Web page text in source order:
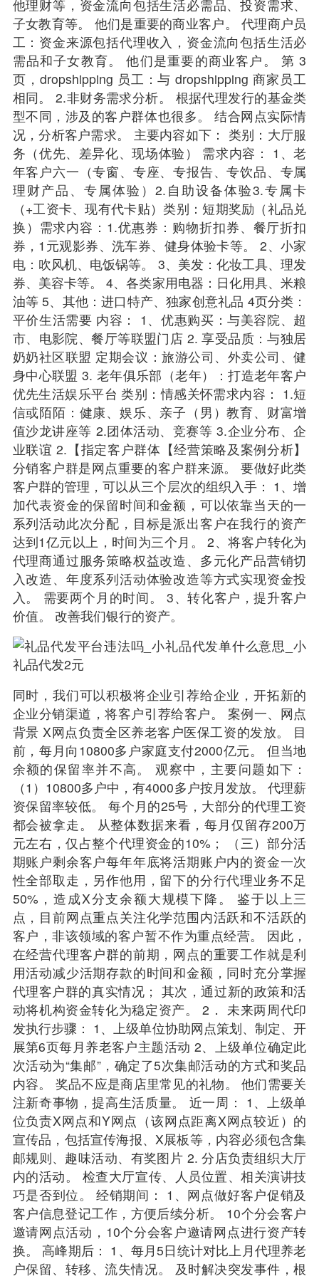
他理财等，资金流向包括生活必需品、投资需求、
子女教育等。 他们是重要的商业客户。 代理商户员
工：资金来源包括代理收入，资金流向包括生活必
需品和子女教育。 他们是重要的商业客户。 第 3
页，dropshipping 员工：与 dropshipping 商家员工
相同。 2.非财务需求分析。 根据代理发行的基金类
型不同，涉及的客户群体也很多。 结合网点实际情
况，分析客户需求。 主要内容如下： 类别：大厅服
务（优先、差异化、现场体验） 需求内容： 1、老
年客户六一（专窗、专座、专报告、专饮品、专属
理财产品、专属体验）2.自助设备体验3.专属卡
（+工资卡、现有代卡贴）类别：短期奖励（礼品兑
换）需求内容：1.优惠券：购物折扣券、餐厅折扣
券，1元观影券、洗车券、健身体验卡等。 2、小家
电：吹风机、电饭锅等。 3、美发：化妆工具、理发
券、美容卡等。 4、各类家用电器：日化用具、米粮
油等 5、其他：进口特产、独家创意礼品 4页分类：
平价生活需要 内容： 1、优惠购买：与美容院、超
市、电影院、餐厅等联盟门店 2. 享受品质：与独居
奶奶社区联盟 定期会议：旅游公司、外卖公司、健
身中心联盟 3. 老年俱乐部（老年）：打造老年客户
优先生活娱乐平台 类别：情感关怀需求内容： 1.短
信或陌陌：健康、娱乐、亲子（男）教育、财富增
值沙龙讲座等 2.团体活动、竞赛等 3.企业分布、企
业联谊 2.【指定客户群体【经营策略及案例分析】
分销客户群是网点重要的客户群来源。 要做好此类
客户群的管理，可以从三个层次的组织入手： 1、增
加代表资金的保留时间和金额，可以依靠当天的一
系列活动此次分配，目标是派出客户在我行的资产
达到1亿元以上，时间为三个月。 2、将客户转化为
代理商通过服务策略权益改造、多元化产品营销切
入改造、年度系列活动体验改造等方式实现资金投
入。 需要两个月的时间。 3、转化客户，提升客户
价值。 改善我们银行的资产。
同时，我们可以积极将企业引荐给企业，开拓新的
企业分销渠道，将客户引荐给客户。 案例一、网点
背景 X网点负责全区养老客户医保工资的发放。 目
前，每月向10800多户家庭支付2000亿元。 但当地
余额的保留率并不高。 观察中，主要问题如下：
（1）10800多户中，有4000多户按月发放。 代理薪
资保留率较低。 每个月的25号，大部分的代理工资
都会被拿走。 从整体数据来看，每月仅留存200万
元左右，仅占整个代理资金的10%； （三）部分活
期账户剩余客户每年年底将活期账户内的资金一次
性全部取走，另作他用，留下的分行代理业务不足
50%，造成X分支余额大规模下降。 鉴于以上三
点，目前网点重点关注化学范围内活跃和不活跃的
客户，非该领域的客户暂不作为重点经营。 因此，
在经营代理客户群的前期，网点的重要工作就是利
用活动减少活期存款的时间和金额，同时充分掌握
代理客户群的真实情况； 其次，通过新的政策和活
动将机构资金转化为稳定资产。 2． 未来两周代印
发执行步骤： 1、上级单位协助网点策划、制定、开
展第6页每月养老客户主题活动 2、上级单位确定此
次活动为“集邮”，确定了5次集邮活动的方式和奖品
内容。 奖品不应是商店里常见的礼物。 他们需要关
注新奇事物，提高生活质量。 近一周： 1、上级单
位负责X网点和Y网点（该网点距离X网点较近）的
宣传品，包括宣传海报、X展板等，内容必须包含集
邮规则、趣味活动、有奖图片 2. 分店负责组织大厅
内的活动。 检查大厅宣传、人员位置、相关演讲技
巧是否到位。 经销期间： 1、网点做好客户促销及
客户信息登记工作，方便后续分析。 10个分会客户
邀请网点活动，10个分会客户邀请网点进行资产转
换。 高峰期后： 1、每月5日统计对比上月代理养老
户保留、转移、流失情况。 及时解决突发事件，根